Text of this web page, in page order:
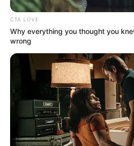
CTA LOVE
Why everything you thought you
wrong